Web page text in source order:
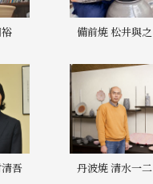
備前焼 松井與之
吾 丹波焼 清水一二